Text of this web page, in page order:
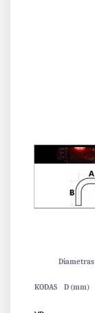
KODAS
Diametras
D (mm)